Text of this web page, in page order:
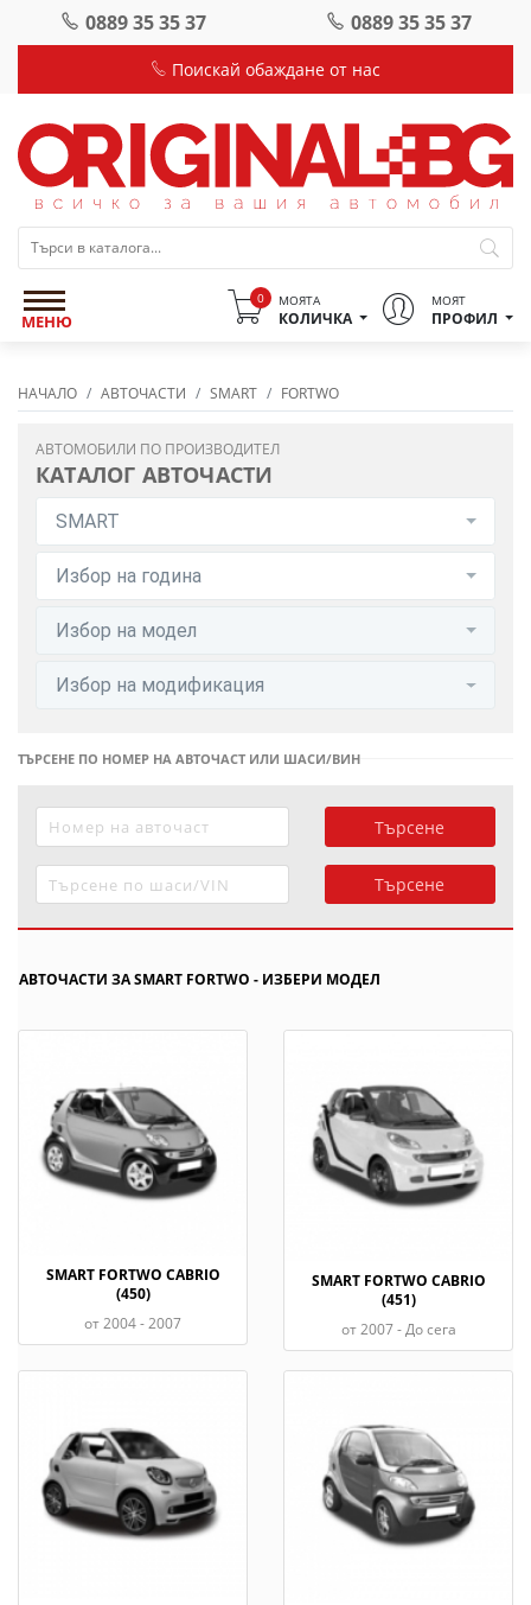
0889 35 35 37 0889 35 35 37
Поискай обаждане от нас
МЕНЮ
0 МОЯТА
КОЛИЧКА
МОЯТ
ПРОФИЛ
НАЧАЛО АВТОЧАСТИ SMART FORTWO
АВТОМОБИЛИ ПО ПРОИЗВОДИТЕЛ
КАТАЛОГ АВТОЧАСТИ
SMART
Избор на година
Избор на модел
Избор на модификация
ТЪРСЕНЕ ПО НОМЕР НА АВТОЧАСТ ИЛИ ШАСИ/ВИН
Търсене
Търсене
АВТОЧАСТИ ЗА SMART FORTWO - ИЗБЕРИ МОДЕЛ
SMART FORTWO CABRIO
(450)
oт 2004 - 2007
SMART FORTWO CABRIO
(451)
oт 2007 - До сега